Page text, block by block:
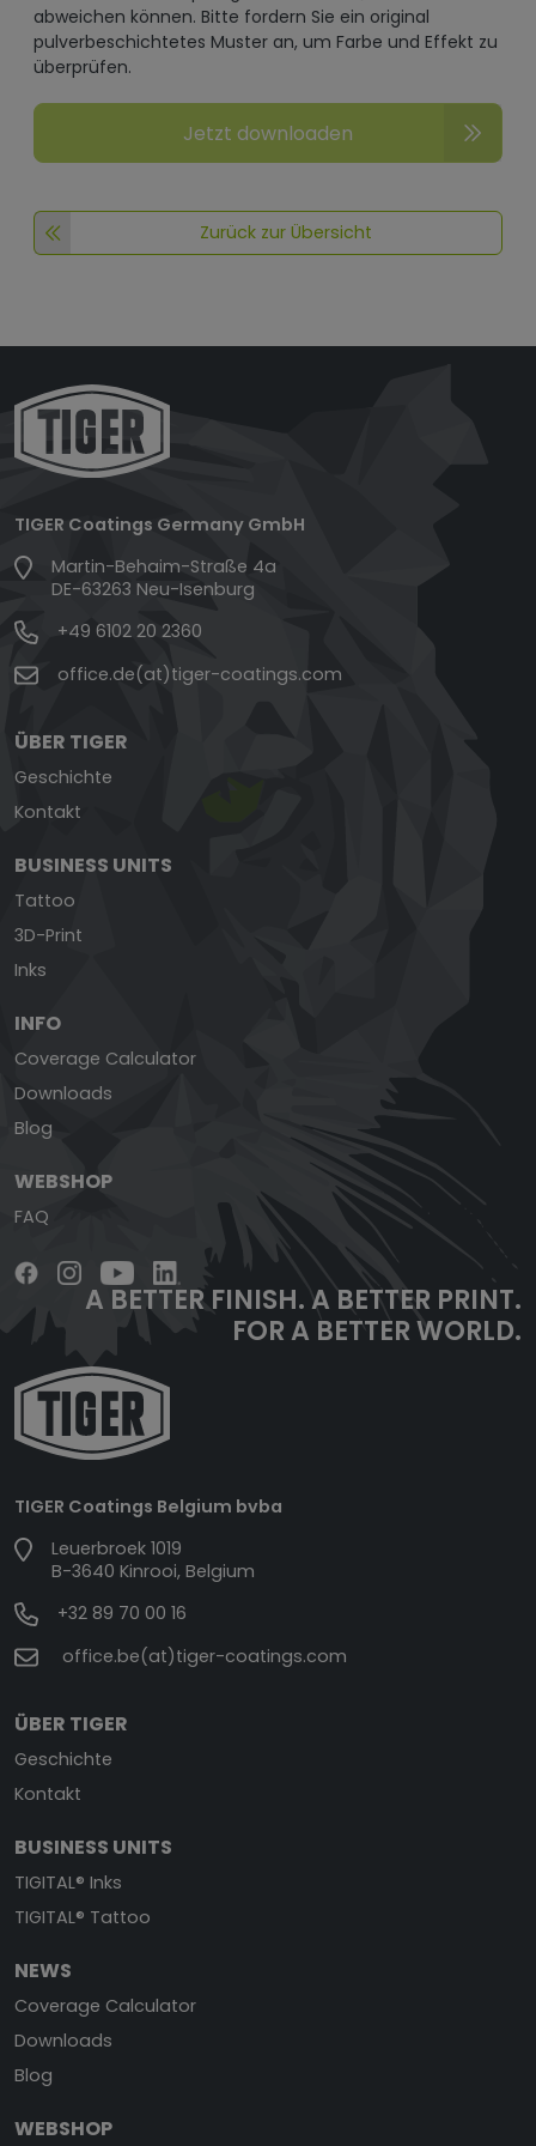
abweichen können. Bitte fordern Sie ein original
pulverbeschichtetes Muster an, um Farbe und Effekt zu
überprüfen.
Jetzt downloaden
Zurück zur Übersicht
TIGER Coatings Germany GmbH
Martin-Behaim-Straße 4a
DE-63263 Neu-Isenburg
+49 6102 20 2360
office.de(at)tiger-coatings.com
ÜBER TIGER
Geschichte
Kontakt
BUSINESS UNITS
Tattoo
3D-Print
Inks
INFO
Coverage Calculator
Downloads
Blog
WEBSHOP
FAQ
A BETTER FINISH.A BETTER PRINT.
FOR A BETTER WORLD.
TIGER Coatings Belgium bvba
Leuerbroek 1019
B-3640 Kinrooi, Belgium
+32 89 70 00 16
office.be(at)tiger-coatings.com
ÜBER TIGER
Geschichte
Kontakt
BUSINESS UNITS
TIGITAL® Inks
TIGITAL® Tattoo
NEWS
Coverage Calculator
Downloads
Blog
WEBSHOP